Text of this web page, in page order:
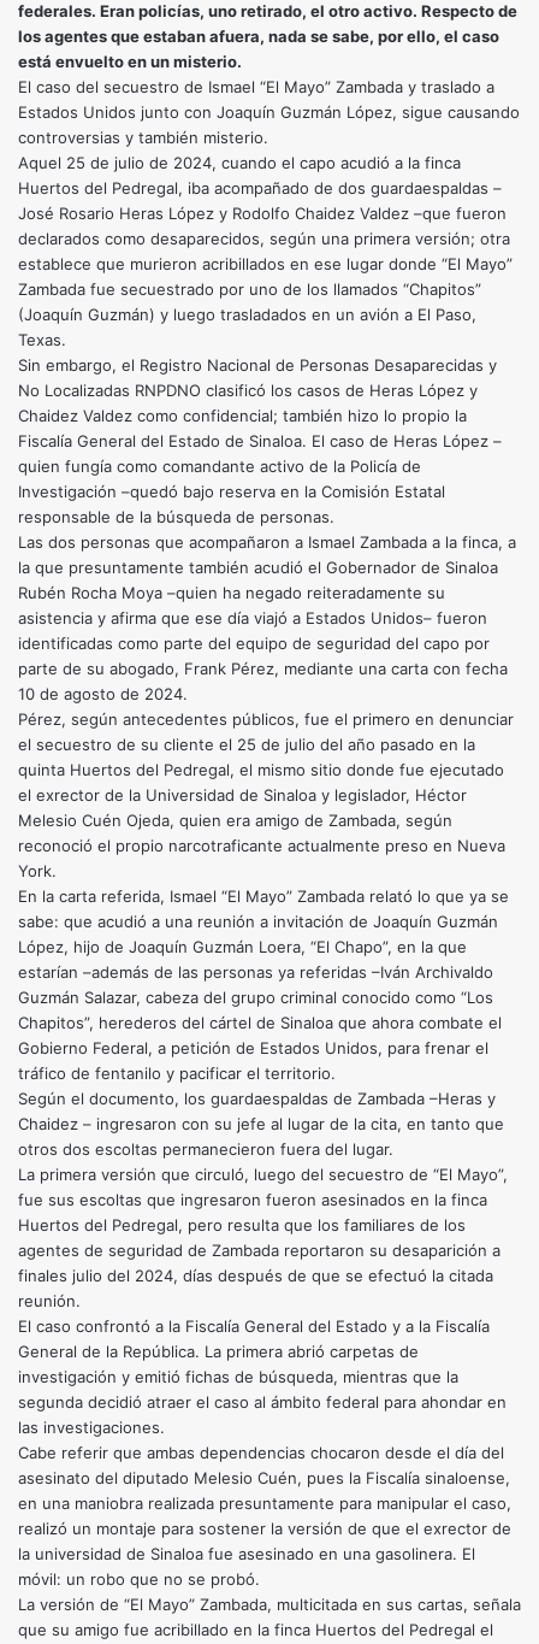
federales. Eran policías, uno retirado, el otro activo. Respecto de
los agentes que estaban afuera, nada se sabe, por ello, el caso
está envuelto en un misterio.
El caso del secuestro de Ismael “El Mayo” Zambada y traslado a
Estados Unidos junto con Joaquín Guzmán López, sigue causando
controversias y también misterio.
Aquel 25 de julio de 2024, cuando el capo acudió a la finca
Huertos del Pedregal, iba acompañado de dos guardaespaldas –
José Rosario Heras López y Rodolfo Chaidez Valdez –que fueron
declarados como desaparecidos, según una primera versión; otra
establece que murieron acribillados en ese lugar donde “El Mayo”
Zambada fue secuestrado por uno de los llamados “Chapitos”
(Joaquín Guzmán) y luego trasladados en un avión a El Paso,
Texas.
Sin embargo, el Registro Nacional de Personas Desaparecidas y
No Localizadas RNPDNO clasificó los casos de Heras López y
Chaidez Valdez como confidencial; también hizo lo propio la
Fiscalía General del Estado de Sinaloa. El caso de Heras López –
quien fungía como comandante activo de la Policía de
Investigación –quedó bajo reserva en la Comisión Estatal
responsable de la búsqueda de personas.
Las dos personas que acompañaron a Ismael Zambada a la finca, a
la que presuntamente también acudió el Gobernador de Sinaloa
Rubén Rocha Moya –quien ha negado reiteradamente su
asistencia y afirma que ese día viajó a Estados Unidos– fueron
identificadas como parte del equipo de seguridad del capo por
parte de su abogado, Frank Pérez, mediante una carta con fecha
10 de agosto de 2024.
Pérez, según antecedentes públicos, fue el primero en denunciar
el secuestro de su cliente el 25 de julio del año pasado en la
quinta Huertos del Pedregal, el mismo sitio donde fue ejecutado
el exrector de la Universidad de Sinaloa y legislador, Héctor
Melesio Cuén Ojeda, quien era amigo de Zambada, según
reconoció el propio narcotraficante actualmente preso en Nueva
York.
En la carta referida, Ismael “El Mayo” Zambada relató lo que ya se
sabe: que acudió a una reunión a invitación de Joaquín Guzmán
López, hijo de Joaquín Guzmán Loera, “El Chapo”, en la que
estarían –además de las personas ya referidas –Iván Archivaldo
Guzmán Salazar, cabeza del grupo criminal conocido como “Los
Chapitos”, herederos del cártel de Sinaloa que ahora combate el
Gobierno Federal, a petición de Estados Unidos, para frenar el
tráfico de fentanilo y pacificar el territorio.
Según el documento, los guardaespaldas de Zambada –Heras y
Chaidez – ingresaron con su jefe al lugar de la cita, en tanto que
otros dos escoltas permanecieron fuera del lugar.
La primera versión que circuló, luego del secuestro de “El Mayo”,
fue sus escoltas que ingresaron fueron asesinados en la finca
Huertos del Pedregal, pero resulta que los familiares de los
agentes de seguridad de Zambada reportaron su desaparición a
finales julio del 2024, días después de que se efectuó la citada
reunión.
El caso confrontó a la Fiscalía General del Estado y a la Fiscalía
General de la República. La primera abrió carpetas de
investigación y emitió fichas de búsqueda, mientras que la
segunda decidió atraer el caso al ámbito federal para ahondar en
las investigaciones.
Cabe referir que ambas dependencias chocaron desde el día del
asesinato del diputado Melesio Cuén, pues la Fiscalía sinaloense,
en una maniobra realizada presuntamente para manipular el caso,
realizó un montaje para sostener la versión de que el exrector de
la universidad de Sinaloa fue asesinado en una gasolinera. El
móvil: un robo que no se probó.
La versión de “El Mayo” Zambada, multicitada en sus cartas, señala
que su amigo fue acribillado en la finca Huertos del Pedregal el